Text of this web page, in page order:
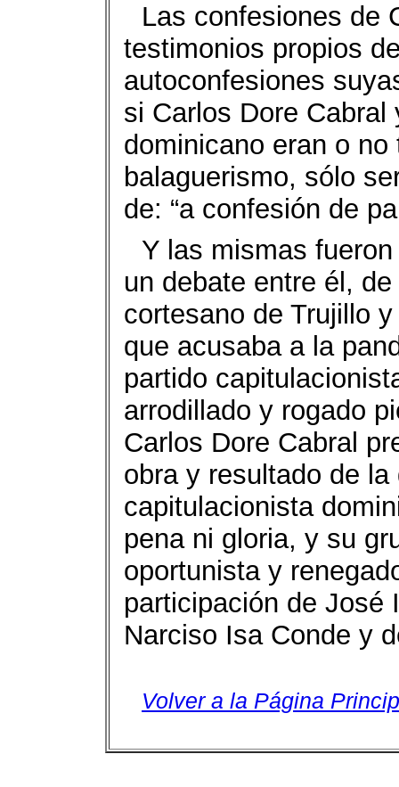
Las confesiones de
testimonios propios
autoconfesiones
si Carlos Dore
dominicano eran o
balaguerismo, sólo
de: “a confesión de
Y las mismas
un debate entre él,
cortesano de Trujillo
que acusaba a la
partido
arrodillado y rogado
Carlos Dore Cabral
obra y resultado de
capitulacionista
pena ni gloria, y su
oportunista y
participación de José
Narciso Isa Conde y
Volver a la Página